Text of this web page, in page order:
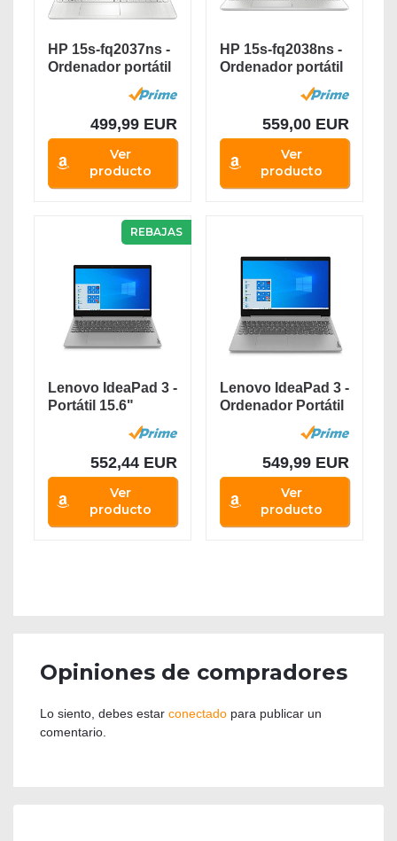
HP 15s-fq2037ns -
Ordenador portátil
499,99 EUR
Ver
producto
HP 15s-fq2038ns -
Ordenador portátil
559,00 EUR
Ver
producto
REBAJAS
Lenovo IdeaPad 3 -
Portátil 15.6"
FullHD (Intel...
552,44 EUR
Ver
producto
Lenovo IdeaPad 3 -
Ordenador Portátil
549,99 EUR
Ver
producto
Opiniones de compradores
Lo siento, debes estar conectado para publicar un
comentario.